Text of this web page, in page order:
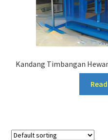
Kandang Timbangan